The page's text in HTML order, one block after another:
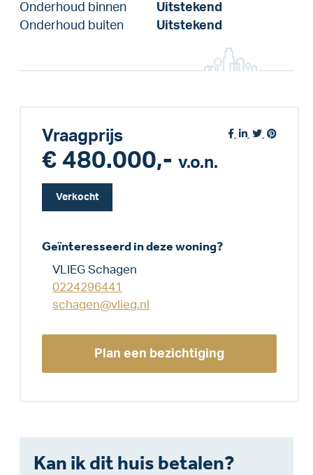
Onderhoud binnen
Uitstekend
Onderhoud buiten
Uitstekend
Vraagprijs
€ 480.000,- v.o.n.
Verkocht
Geïnteresseerd in deze woning?
VLIEG Schagen
0224296441
schagen@vlieg.nl
Plan een bezichtiging
Kan ik dit huis betalen?